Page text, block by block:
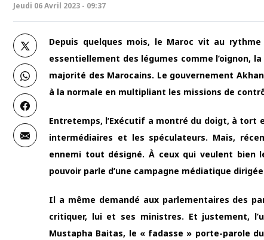
Jeudi 06 Avril 2023 - 09:37
Depuis quelques mois, le Maroc vit au
essentiellement des légumes comme l’oignon,
majorité des Marocains. Le gouvernement
à la normale en multipliant les missions de
Entretemps, l’Exécutif a montré du doigt, à
intermédiaires et les spéculateurs. Mais,
ennemi tout désigné. À ceux qui veulent bien
pouvoir parle d’une campagne médiatique
Il a même demandé aux parlementaires des
critiquer, lui et ses ministres. Et justement,
Mustapha Baitas, le « fadasse » porte-parole